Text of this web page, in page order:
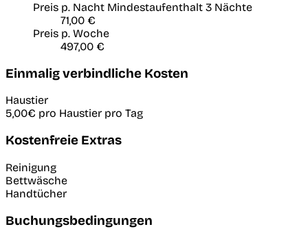
Preis p. Nacht Mindestaufenthalt 3 Nächte
71,00 €
Preis p. Woche
497,00 €
Einmalig verbindliche Kosten
Haustier
5,00€ pro Haustier pro Tag
Kostenfreie Extras
Reinigung
Bettwäsche
Handtücher
Buchungsbedingungen